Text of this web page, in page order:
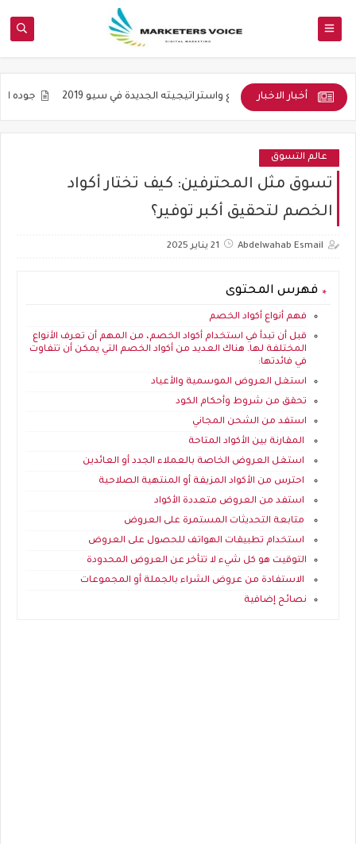
أخبار الاخبار
التنويع واستراتيجيته الجديدة في سيو 2019 جوده المواضيع و
عالم التسوق
تسوق مثل المحترفين: كيف تختار أكواد
الخصم لتحقيق أكبر توفير؟
Abdelwahab Esmail 21 يناير 2025
فهرس المحتوى
فهم أنواع أكواد الخصم
قبل أن تبدأ في استخدام أكواد الخصم، من المهم أن تعرف الأنواع
المختلفة لها. هناك العديد من أكواد الخصم التي يمكن أن تتفاوت
في فائدتها:
استغل العروض الموسمية والأعياد
تحقق من شروط وأحكام الكود
استفد من الشحن المجاني
المقارنة بين الأكواد المتاحة
استغل العروض الخاصة بالعملاء الجدد أو العائدين
احترس من الأكواد المزيفة أو المنتهية الصلاحية
استفد من العروض متعددة الأكواد
متابعة التحديثات المستمرة على العروض
استخدام تطبيقات الهواتف للحصول على العروض
التوقيت هو كل شيء لا تتأخر عن العروض المحدودة
الاستفادة من عروض الشراء بالجملة أو المجموعات
نصائح إضافية